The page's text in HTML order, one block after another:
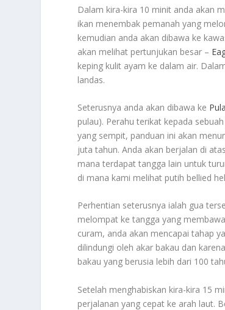
Dalam kira-kira 10 minit anda akan
ikan menembak pemanah yang
kemudian anda akan dibawa ke
akan melihat pertunjukan besar –
keping kulit ayam ke dalam air.
landas.
Seterusnya anda akan dibawa ke
pulau). Perahu terikat kepada
yang sempit, panduan ini akan
juta tahun. Anda akan berjalan di
mana terdapat tangga lain untuk
di mana kami melihat putih bellied
Perhentian seterusnya ialah gua
melompat ke tangga yang
curam, anda akan mencapai tahap
dilindungi oleh akar bakau dan
bakau yang berusia lebih dari 100
Setelah menghabiskan kira-kira 15
perjalanan yang cepat ke arah laut.